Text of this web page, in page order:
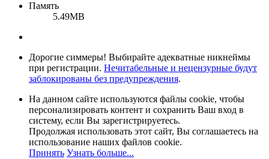
Память
5.49MB
Дорогие симмеры! Выбирайте адекватные никнеймы
при регистрации. Нечитабельные и нецензурные будут
заблокированы без предупреждения.
На данном сайте используются файлы cookie, чтобы
персонализировать контент и сохранить Ваш вход в
систему, если Вы зарегистрируетесь.
Продолжая использовать этот сайт, Вы соглашаетесь на
использование наших файлов cookie.
Принять Узнать больше...